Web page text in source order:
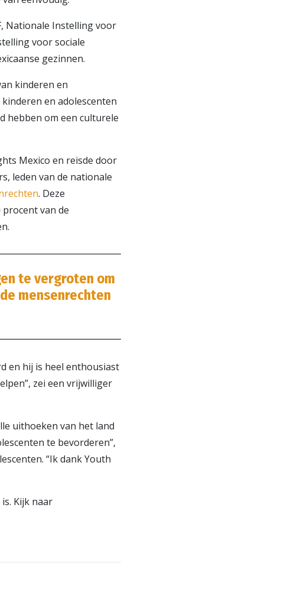
Nationale Instelling voor
voor sociale
gezinnen.
kinderen en
en adolescenten
hebben om een culturele
Mexico en reisde door
leden van de nationale
. Deze
van de
te vergroten om
mensenrechten
en hij is heel enthousiast
zei een vrijwilliger
uithoeken van het land
te bevorderen”,
“Ik dank Youth
Kijk naar